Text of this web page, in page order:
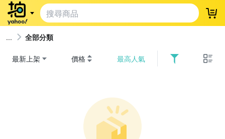
登
全部分類
最新上架 價格 最高人氣